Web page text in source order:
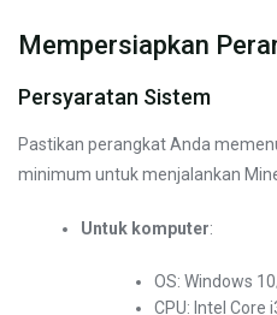
Mempersiapkan
Persyaratan Sistem
Pastikan perangkat Anda
minimum untuk menjalankan
Untuk komputer:
OS: Windows
CPU: Intel Core